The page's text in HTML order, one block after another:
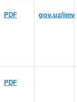
PDF gov.uz/imv
PDF